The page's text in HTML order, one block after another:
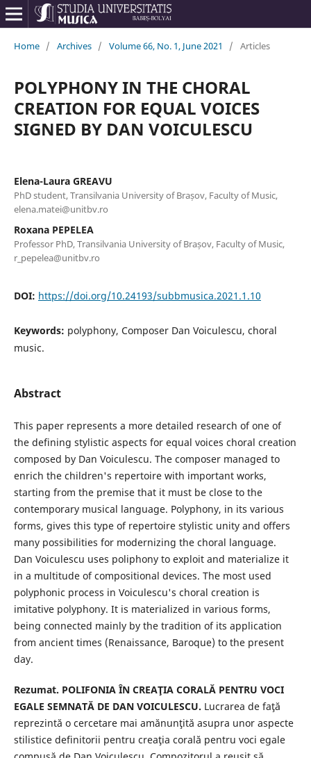
Home / Archives / Volume 66, No. 1, June 2021 / Articles
POLYPHONY IN THE CHORAL
CREATION FOR EQUAL VOICES
SIGNED BY DAN VOICULESCU
Elena-Laura GREAVU
PhD student, Transilvania University of Brașov, Faculty of Music,
elena.matei@unitbv.ro
Roxana PEPELEA
Professor PhD, Transilvania University of Brașov, Faculty of Music,
r_pepelea@unitbv.ro
DOI: https://doi.org/10.24193/subbmusica.2021.1.10
Keywords: polyphony, Composer Dan Voiculescu, choral
music.
Abstract
This paper represents a more detailed research of one of
the defining stylistic aspects for equal voices choral creation
composed by Dan Voiculescu. The composer managed to
enrich the children's repertoire with important works,
starting from the premise that it must be close to the
contemporary musical language. Polyphony, in its various
forms, gives this type of repertoire stylistic unity and offers
many possibilities for modernizing the choral language.
Dan Voiculescu uses poliphony to exploit and materialize it
in a multitude of compositional devices. The most used
polyphonic process in Voiculescu's choral creation is
imitative polyphony. It is materialized in various forms,
being connected mainly by the tradition of its application
from ancient times (Renaissance, Baroque) to the present
day.
Rezumat. POLIFONIA ÎN CREAŢIA CORALĂ PENTRU VOCI
EGALE SEMNATĂ DE DAN VOICULESCU. Lucrarea de faţă
reprezintă o cercetare mai amănunţită asupra unor aspecte
stilistice definitorii pentru creaţia corală pentru voci egale